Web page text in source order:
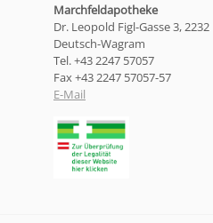
Marchfeldapotheke
Dr. Leopold Figl-Gasse 3, 2232
Deutsch-Wagram
Tel. +43 2247 57057
Fax +43 2247 57057-57
E-Mail